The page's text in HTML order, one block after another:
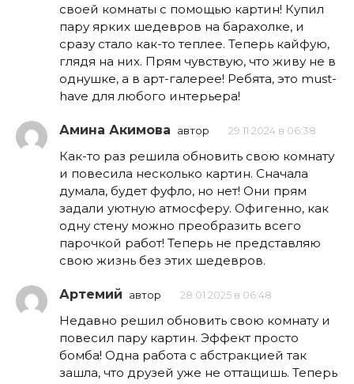
своей комнаты с помощью картин! Купил
пару ярких шедевров на барахолке, и
сразу стало как-то теплее. Теперь кайфую,
глядя на них. Прям чувствую, что живу не в
однушке, а в арт-галерее! Ребята, это must-
have для любого интерьера!
Амина Акимова автор 29.11.2024 в 06:38
Как-то раз решила обновить свою комнату
и повесила несколько картин. Сначала
думала, будет фуфло, но нет! Они прям
задали уютную атмосферу. Офигенно, как
одну стену можно преобразить всего
парочкой работ! Теперь не представляю
свою жизнь без этих шедевров.
Артемий автор 28.01.2025 в 06:48
Недавно решил обновить свою комнату и
повесил пару картин. Эффект просто
бомба! Одна работа с абстракцией так
зашла, что друзей уже не оттащишь. Теперь